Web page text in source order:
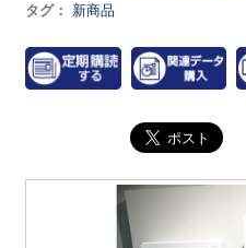
タグ：
新商品